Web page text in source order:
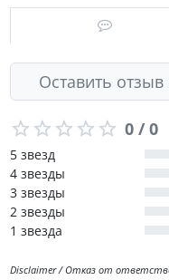
Оставить
0 / 0
5 звезд
4 звезды
3 звезды
2 звезды
1 звезда
Disclaimer / Отказ от